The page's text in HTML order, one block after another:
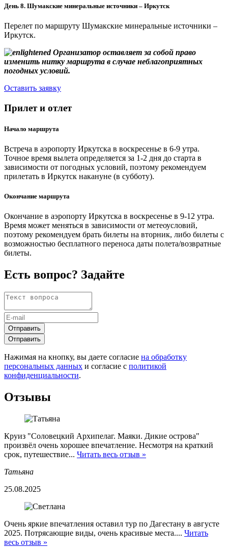
День 8. Шумакские минеральные источники – Иркутск
Перелет по маршруту Шумакские минеральные источники –
Иркутск.
Организатор оставляет за собой право
изменить нитку маршрута в случае неблагоприятных
погодных условий.
Оставить заявку
Прилет и отлет
Начало маршрута
Встреча в аэропорту Иркутска в воскресенье в 6-9 утра.
Точное время вылета определяется за 1-2 дня до старта в
зависимости от погодных условий, поэтому рекомендуем
прилетать в Иркутск накануне (в субботу).
Окончание маршрута
Окончание в аэропорту Иркутска в воскресенье в 9-12 утра.
Время может меняться в зависимости от метеоусловий,
поэтому рекомендуем брать билеты на вторник, либо билеты с
возможностью бесплатного переноса даты полета/возвратные
билеты.
Есть вопрос? Задайте
Отправить
Отправить
Нажимая на кнопку, вы даете согласие на обработку
персональных данных и согласие с политикой
конфиденциальности.
Отзывы
Круиз "Соловецкий Архипелаг. Маяки. Дикие острова"
произвёл очень хорошее впечатление. Несмотря на краткий
срок, путешествие... Читать весь отзыв »
Татьяна
25.08.2025
Очень яркие впечатления оставил тур по Дагестану в августе
2025. Потрясающие виды, очень красивые места.... Читать
весь отзыв »